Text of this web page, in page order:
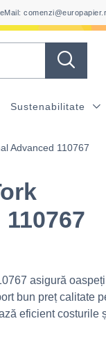
eMail:
Sustenabilitate
Advanced 110767
asigură
bun preț calitate
eficient costurile